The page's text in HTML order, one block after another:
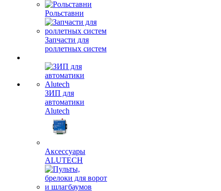
Рольставни
Запчасти для
роллетных систем
ЗИП для
автоматики
Alutech
Аксессуары
ALUTECH